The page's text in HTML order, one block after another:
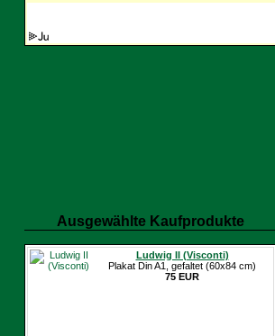
Ausgewählte Kaufprodukte
Ludwig II (Visconti)
Plakat Din A1, gefaltet (60x84 cm)
75 EUR